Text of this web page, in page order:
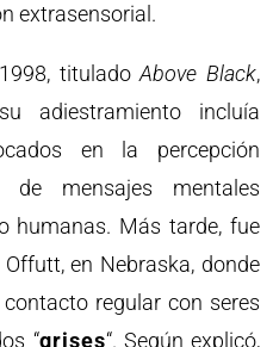
extrasensorial.
tituladoAbove Black,
adiestramiento incluía
en la percepción
mensajes mentales
humanas. Más tarde, fue
en Nebraska, donde
regular con seres
“grises“. Según explicó,